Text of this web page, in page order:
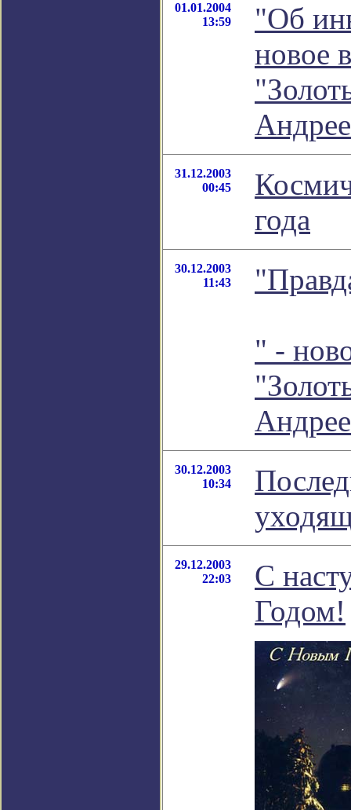
01.01.2004
13:59
"Об
новое
31.12.2003
00:45
года
30.12.2003
11:43
" -
30.12.2003
10:34
29.12.2003
22:03
С
Годом!